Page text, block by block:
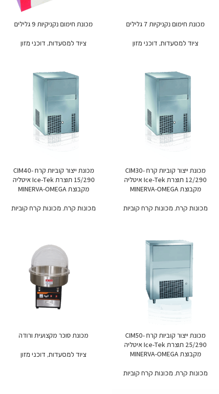
מכונת חימום נקניקיות 7 גלילים
ציוד למסעדות, דוכני מזון
מכונת חימום נקניקיות 9 גלילים
ציוד למסעדות, דוכני מזון
מכונת ייצור קוביות קרח CIM30-
12/290 תוצרת Ice-Tek איטליה
מקבוצת MINERVA-OMEGA
מכונות קרח, מכונות קרח קוביות
מכונת ייצור קוביות קרח CIM40-
15/290 תוצרת Ice-Tek איטליה
מקבוצת MINERVA-OMEGA
מכונות קרח, מכונות קרח קוביות
מכונת ייצור קוביות קרח CIM50-
25/290 תוצרת Ice-Tek איטליה
מקבוצת MINERVA-OMEGA
מכונות קרח, מכונות קרח קוביות
מכונת סוכר מקצועית ורודה
ציוד למסעדות, דוכני מזון